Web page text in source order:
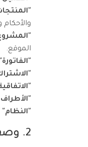
الموقع.
"الفاتورة"
"الأطراف
"النظام"
2. وصف الخدمات